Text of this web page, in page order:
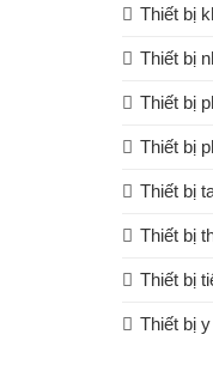
Thiết bị
Thiết bị
Thiết bị
Thiết bị
Thiết bị
Thiết bị
Thiết bị
Thiết bị